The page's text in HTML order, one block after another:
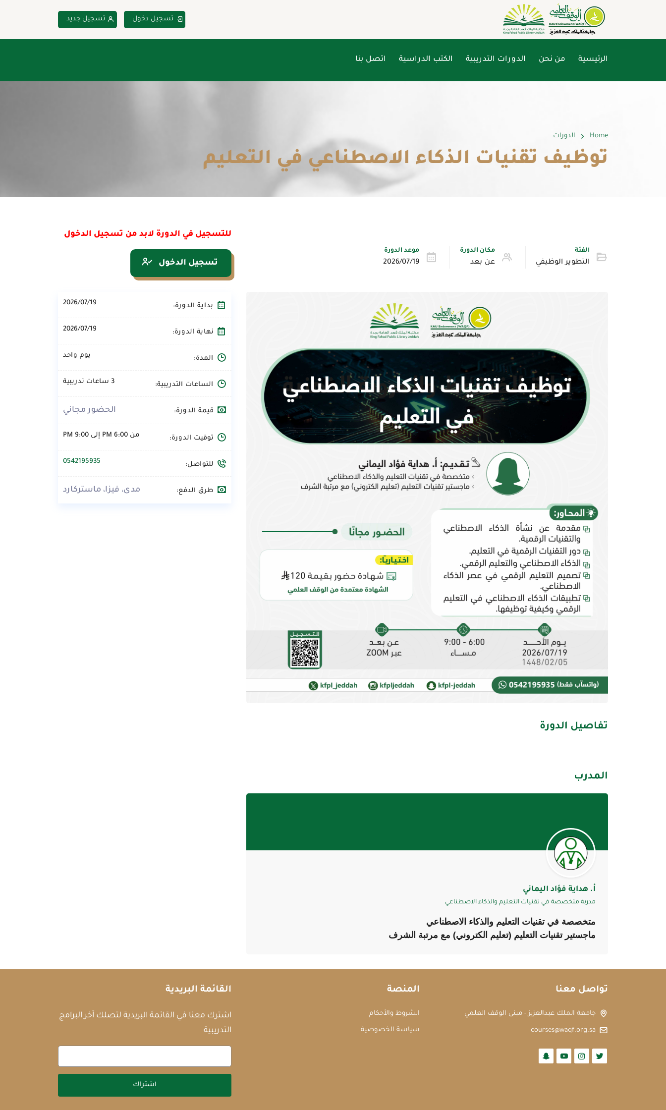
تسجيل دخول تسجيل جديد
الرئيسية من نحن الدورات التدريبية الكتب الدراسية اتصل بنا
Home الدورات
​توظيف تقنيات الذكاء الاصطناعي في التعليم
الفئة
التطوير الوظيفي
مكان الدورة
عن بعد
موعد الدورة
2026/07/19
للتسجيل في الدورة لابد من تسجيل الدخول
تسجيل الدخول
تفاصيل الدورة
المدرب
أ. هداية فؤاد اليماني
مدربة متخصصة في تقنيات التعليم والذكاء الاصطناعي
متخصصة في تقنيات التعليم والذكاء الاصطناعي
ماجستير تقنيات التعليم (تعليم الكتروني) مع مرتبة الشرف
بداية الدورة: 2026/07/19
نهاية الدورة: 2026/07/19
المدة: يوم واحد
الساعات التدريبية: 3 ساعات تدريبية
قيمة الدورة: الحضور مجاني
توقيت الدورة: من 6:00 PM إلى 9:00 PM
للتواصل: 0542195935
طرق الدفع: مدى، فيزا، ماستركارد
تواصل معنا
جامعة الملك عبدالعزيز - مبنى الوقف العلمي
courses@waqf.org.sa
المنصة
الشروط والأحكام
سياسة الخصوصية
القائمة البريدية
اشترك معنا في القائمة البريدية لتصلك آخر البرامج
التدريبية
اشتراك